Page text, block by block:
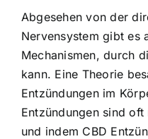
Abgesehen von der
Nervensystem gibt es
Mechanismen, durch
kann. Eine Theorie
Entzündungen im
Entzündungen sind
und indem CBD